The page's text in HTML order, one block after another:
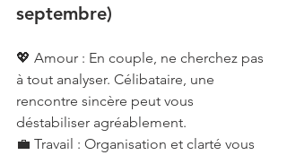
septembre)
💖 Amour : En couple, ne cherchez pas
à tout analyser. Célibataire, une
rencontre sincère peut vous
déstabiliser agréablement.
💼 Travail : Organisation et clarté vous